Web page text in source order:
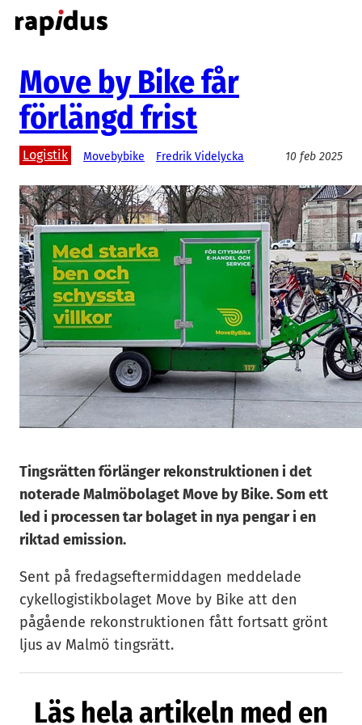
Hoppa
till
Move by Bike får
förlängd frist
Logistik Movebybike Fredrik Videlycka 10 feb 2025
Tingsrätten förlänger rekonstruktionen i det
noterade Malmöbolaget Move by Bike. Som ett
led i processen tar bolaget in nya pengar i en
riktad emission.
Sent på fredagseftermiddagen meddelade
cykellogistikbolaget Move by Bike att den
pågående rekonstruktionen fått fortsatt grönt
ljus av Malmö tingsrätt.
pågått har vi redan genomfört betydande
Läs hela artikeln med en